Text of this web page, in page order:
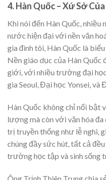
4. Hàn Quốc – Xứ Sở
Khi nói đến Hàn Quốc,
nước hiện đại với nền văn
gia đình tôi, Hàn Quốc là
Nền giáo dục của Hàn
giới, với nhiều trường đại
gia Seoul, Đại học Yonsei, và
Hàn Quốc không chỉ nổi bật
lượng mà còn với văn hóa đa
trị truyền thống như lễ nghi,
chúng đầy sức hút, tất cả
trường học tập và sinh sống